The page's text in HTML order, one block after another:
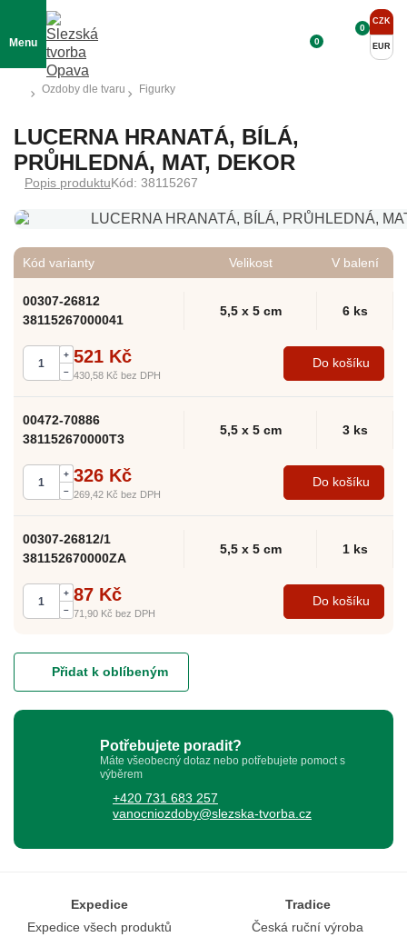
Menu 0
CZK
EUR
0
Ozdoby dle tvaru Figurky
LUCERNA HRANATÁ, BÍLÁ,
PRŮHLEDNÁ, MAT, DEKOR
Popis produktuKód: 38115267
Kód varianty Velikost V balení
00307-26812
38115267000041
5,5 x 5 cm 6 ks
+
–
521 Kč
430,58 Kč bez DPH
Do košíku
00472-70886
381152670000T3
5,5 x 5 cm 3 ks
+
–
326 Kč
269,42 Kč bez DPH
Do košíku
00307-26812/1
381152670000ZA
5,5 x 5 cm 1 ks
+
–
87 Kč
71,90 Kč bez DPH
Do košíku
Přidat k oblíbeným
Potřebujete poradit?
Máte všeobecný dotaz nebo potřebujete pomoct s
výběrem
+420 731 683 257
vanocniozdoby@slezska-tvorba.cz
Expedice
Expedice všech produktů
Tradice
Česká ruční výroba